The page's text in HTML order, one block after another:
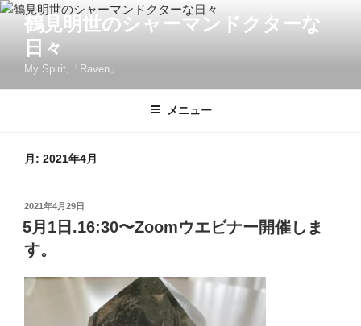
コ
ツ
鶴見明世のシャーマンドクターな
日々
My Spirit,「Raven」
メニュー
月: 2021年4月
投
稿
日:
2021年4月29日
5月1日.16:30〜Zoomウエビナー開催しま
す。